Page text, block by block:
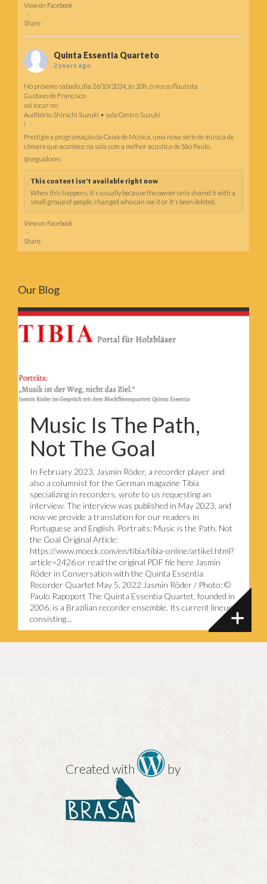
View on Facebook
·
Share
Quinta Essentia Quarteto
2 years ago
No próximo sábado, dia 26/10/2024, às 20h, o nosso flautista
Gustavo de Francisco
vai tocar no
Auditório Shinichi Suzuki • sala Centro Suzuki
!
Prestigie a programação da Caixa de Música, uma nova série de música de
câmara que acontece na sala com a melhor acústica de São Paulo.
@seguidores
This content isn't available right now
When this happens, it's usually because the owner only shared it with a
small group of people, changed who can see it or it's been deleted.
View on Facebook
·
Share
Our Blog
Music Is The Path,
Not The Goal
In February 2023, Jasmin Röder, a recorder player and
also a columnist for the German magazine Tibia
specializing in recorders, wrote to us requesting an
interview. The interview was published in May 2023, and
now we provide a translation for our readers in
Portuguese and English. Portraits: Music is the Path, Not
the Goal Original Article:
https://www.moeck.com/en/tibia/tibia-online/artikel.html?
article=2426 or read the original PDF file here Jasmin
Röder in Conversation with the Quinta Essentia
Recorder Quartet May 5, 2022 Jasmin Röder / Photo: ©
Paulo Rapoport The Quinta Essentia Quartet, founded in
2006, is a Brazilian recorder ensemble. Its current lineup,
consisting...
Created with by